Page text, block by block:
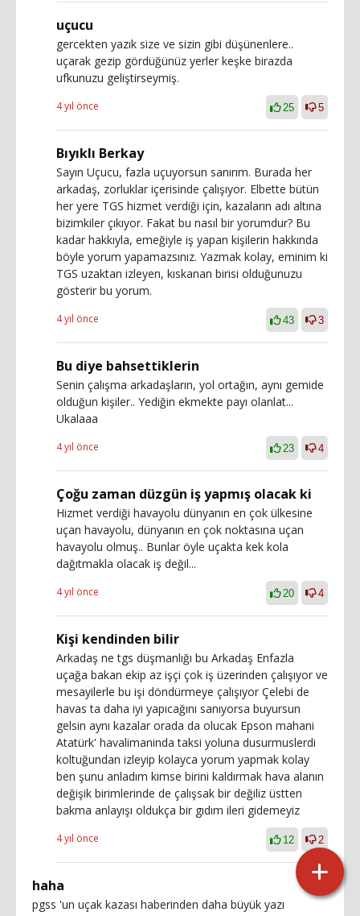
uçucu
gercekten yazık size ve sizin gibi düşünenlere..
uçarak gezip gördüğünüz yerler keşke birazda
ufkunuzu geliştirseymiş.
4 yıl önce 25 5
Bıyıklı Berkay
Sayın Uçucu, fazla uçuyorsun sanırım. Burada her
arkadaş, zorluklar içerisinde çalışıyor. Elbette bütün
her yere TGS hizmet verdiği için, kazaların adı altına
bizimkiler çıkıyor. Fakat bu nasıl bir yorumdur? Bu
kadar hakkıyla, emeğiyle iş yapan kişilerin hakkında
böyle yorum yapamazsınız. Yazmak kolay, eminim ki
TGS uzaktan izleyen, kıskanan birisi olduğunuzu
gösterir bu yorum.
4 yıl önce 43 3
Bu diye bahsettiklerin
Senin çalışma arkadaşların, yol ortağın, aynı gemide
olduğun kişiler.. Yediğin ekmekte payı olanlat...
Ukalaaa
4 yıl önce 23 4
Çoğu zaman düzgün iş yapmış olacak ki
Hizmet verdiği havayolu dünyanın en çok ülkesine
uçan havayolu, dünyanın en çok noktasına uçan
havayolu olmuş.. Bunlar öyle uçakta kek kola
dağıtmakla olacak iş değil...
4 yıl önce 20 4
Kişi kendinden bilir
Arkadaş ne tgs düşmanlığı bu Arkadaş Enfazla
uçağa bakan ekip az işçi çok iş üzerinden çalışıyor ve
mesayilerle bu işi döndürmeye çalışıyor Çelebi de
havas ta daha iyi yapıcağını sanıyorsa buyursun
gelsin aynı kazalar orada da olucak Epson mahani
Atatürk' havalimaninda taksi yoluna dusurmuslerdi
koltuğundan izleyip kolayca yorum yapmak kolay
ben şunu anladım kimse birini kaldırmak hava alanın
değişik birimlerinde de çalışsak bir değiliz üstten
bakma anlayışı oldukça bir gıdım ileri gidemeyiz
4 yıl önce 12 2
haha
pgss 'un uçak kazası haberinden daha büyük yazı